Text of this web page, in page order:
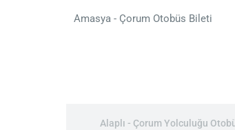
Amasya - Çorum Otobüs Bileti
Alaplı - Çorum Yolculuğu